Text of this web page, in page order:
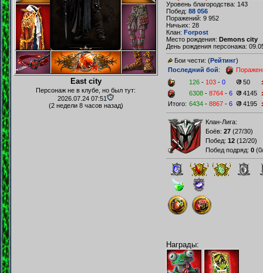
East city
Персонаж не в клубе, но был тут:
2026.07.24 07:51
(2 недели 8 часов назад)
Уровень благородства: 143
Побед: 88 056
Поражений: 9 952
Ничьих: 28
Клан: Forpost
Место рождения: Demons city
День рождения персонажа:
Бои чести: (Рейтинг)
Последний бой:
126 - 103 - 0
50
6308 - 8764 - 6
4145
Итого: 6434 - 8867 - 6 4195
Клан-Лига:
Боёв: 27 (27/30)
Побед: 12 (12/20)
Побед подряд: 0 (
Награды: